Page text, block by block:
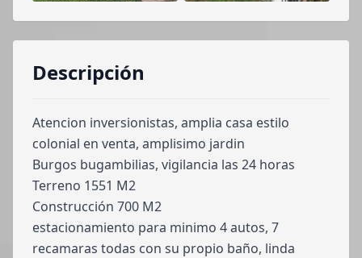
Descripción
Atencion inversionistas, amplia casa estilo
colonial en venta, amplisimo jardin
Burgos bugambilias, vigilancia las 24 horas
Terreno 1551 M2
Construcción 700 M2
estacionamiento para minimo 4 autos, 7
recamaras todas con su propio baño, linda